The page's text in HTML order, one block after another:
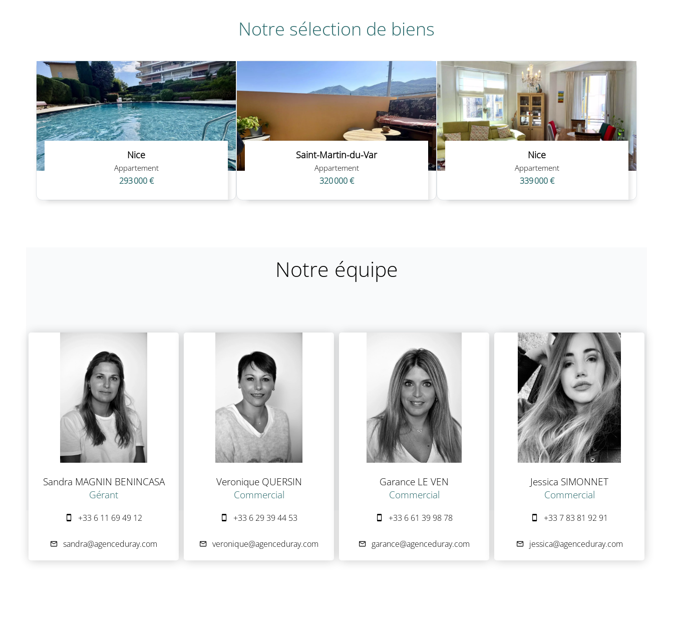
Notre sélection de biens
Nice
Appartement
293 000 €
Saint-Martin-du-Var
Appartement
320 000 €
Nice
Appartement
339 000 €
Notre équipe
Sandra MAGNIN BENINCASA
Gérant
+33 6 11 69 49 12
sandra@agenceduray.com
Veronique QUERSIN
Commercial
+33 6 29 39 44 53
veronique@agenceduray.com
Garance LE VEN
Commercial
+33 6 61 39 98 78
garance@agenceduray.com
Jessica SIMONNET
Commercial
+33 7 83 81 92 91
jessica@agenceduray.com